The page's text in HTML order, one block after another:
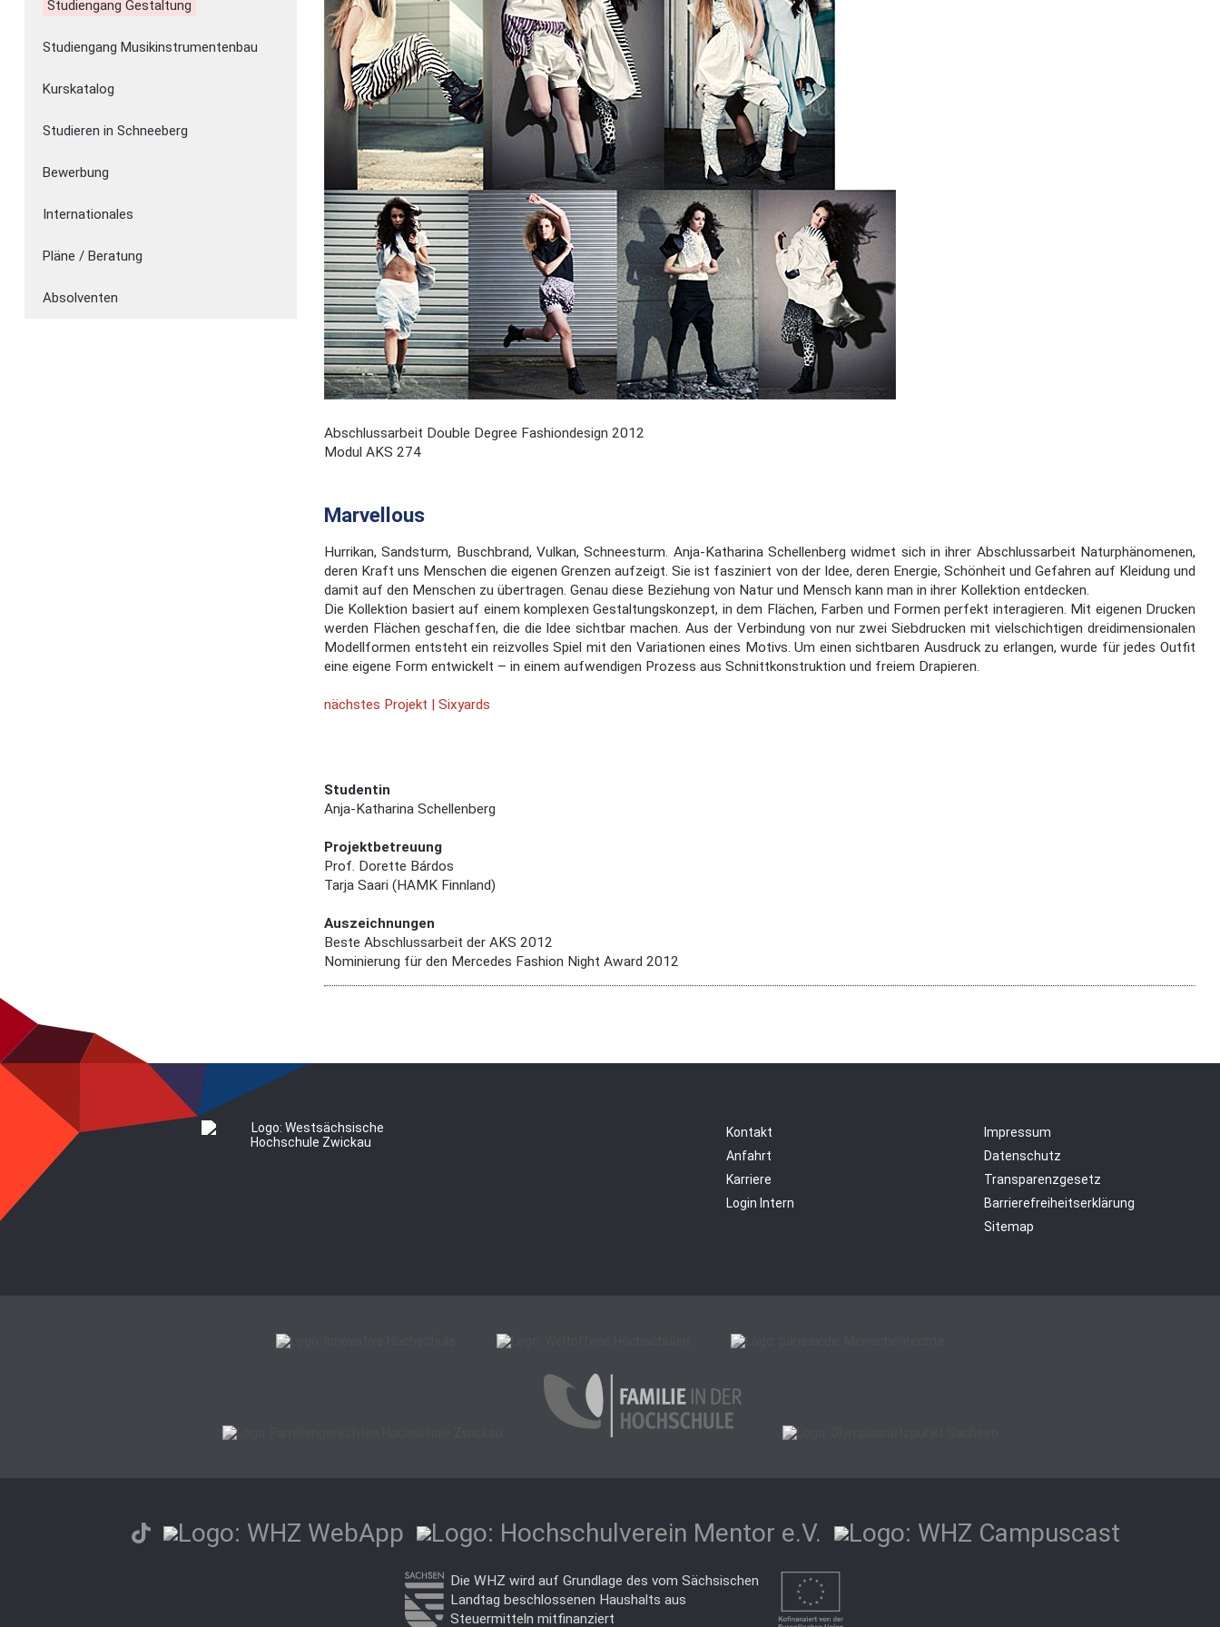
Studiengang Gestaltung
Studiengang Musikinstrumentenbau
Kurskatalog
Studieren in Schneeberg
Bewerbung
Internationales
Pläne / Beratung
Absolventen
Abschlussarbeit Double Degree Fashiondesign 2012
Modul AKS 274
Marvellous
Hurrikan, Sandsturm, Buschbrand, Vulkan, Schneesturm. Anja-Katharina Schellenberg widmet sich in ihrer Abschlussarbeit Naturphänomenen,
deren Kraft uns Menschen die eigenen Grenzen aufzeigt. Sie ist fasziniert von der Idee, deren Energie, Schönheit und Gefahren auf Kleidung und
damit auf den Menschen zu übertragen. Genau diese Beziehung von Natur und Mensch kann man in ihrer Kollektion entdecken.
Die Kollektion basiert auf einem komplexen Gestaltungskonzept, in dem Flächen, Farben und Formen perfekt interagieren. Mit eigenen Drucken
werden Flächen geschaffen, die die Idee sichtbar machen. Aus der Verbindung von nur zwei Siebdrucken mit vielschichtigen dreidimensionalen
Modellformen entsteht ein reizvolles Spiel mit den Variationen eines Motivs. Um einen sichtbaren Ausdruck zu erlangen, wurde für jedes Outfit
eine eigene Form entwickelt – in einem aufwendigen Prozess aus Schnittkonstruktion und freiem Drapieren.
nächstes Projekt | Sixyards
Studentin
Anja-Katharina Schellenberg
Projektbetreuung
Prof. Dorette Bárdos
Tarja Saari (HAMK Finnland)
Auszeichnungen
Beste Abschlussarbeit der AKS 2012
Nominierung für den Mercedes Fashion Night Award 2012
Kontakt
Anfahrt
Karriere
Login Intern
Impressum
Datenschutz
Transparenzgesetz
Barrierefreiheitserklärung
Sitemap
Die WHZ wird auf Grundlage des vom Sächsischen
Landtag beschlossenen Haushalts aus
Steuermitteln mitfinanziert